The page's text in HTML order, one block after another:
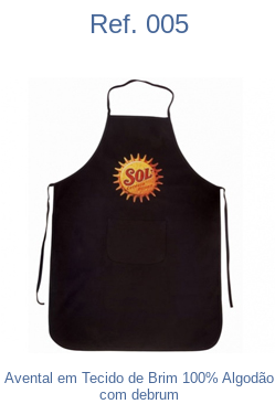
Ref. 005
Avental em Tecido de Brim 100% Algodão
com debrum